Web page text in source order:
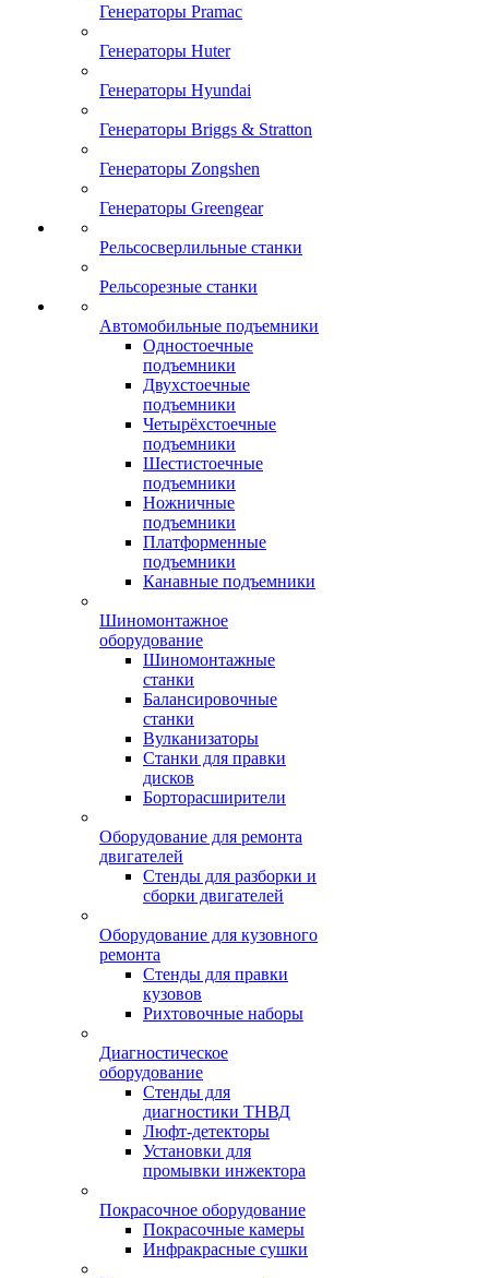
Генераторы Pramac
Генераторы Huter
Генераторы Hyundai
Генераторы Briggs & Stratton
Генераторы Zongshen
Генераторы Greengear
Рельсосверлильные станки
Рельсорезные станки
Автомобильные подъемники
Одностоечные
подъемники
Двухстоечные
подъемники
Четырёхстоечные
подъемники
Шестистоечные
подъемники
Ножничные
подъемники
Платформенные
подъемники
Канавные подъемники
Шиномонтажное
оборудование
Шиномонтажные
станки
Балансировочные
станки
Вулканизаторы
Станки для правки
дисков
Борторасширители
Оборудование для ремонта
двигателей
Стенды для разборки и
сборки двигателей
Оборудование для кузовного
ремонта
Стенды для правки
кузовов
Рихтовочные наборы
Диагностическое
оборудование
Стенды для
диагностики ТНВД
Люфт-детекторы
Установки для
промывки инжектора
Покрасочное оборудование
Покрасочные камеры
Инфракрасные сушки